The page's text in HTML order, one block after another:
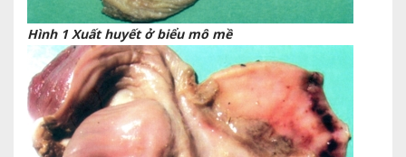
Hình 1 Xuất huyết ở biểu mô mề